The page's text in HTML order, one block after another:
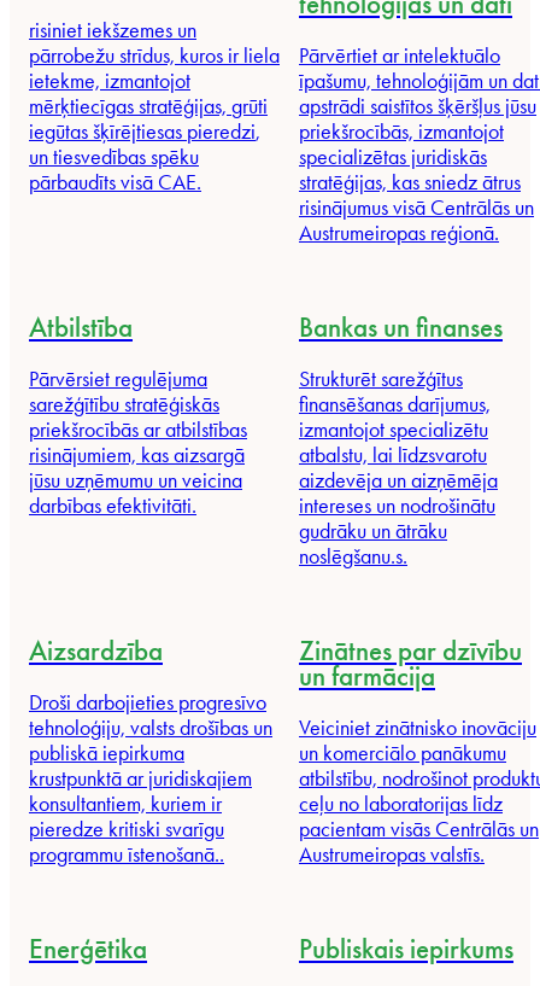
risiniet iekšzemes un
pārrobežu strīdus, kuros ir liela
ietekme, izmantojot
mērķtiecīgas stratēģijas, grūti
iegūtasšķīrējtiesas pieredzi,
un tiesvedības spēku
pārbaudītsvisā CAE.
Pārvērtiet ar intelektuālo
īpašumu, tehnoloģijām un
apstrādi saistītos šķēršļus jūsu
priekšrocībās, izmantojot
specializētas juridiskās
stratēģijas, kas sniedz ātrus
risinājumus visā Centrālās un
Austrumeiropas reģionā.
Atbilstība
Pārvērsiet regulējuma
sarežģītību stratēģiskās
priekšrocībās ar atbilstības
risinājumiem, kas aizsargā
jūsu uzņēmumu unveicina
darbības efektivitāti.
Bankas un finanses
Strukturēt sarežģītus
finansēšanas darījumus,
izmantojot specializētu
atbalstu, lai līdzsvarotu
aizdevēja un aizņēmēja
intereses un nodrošinātu
gudrāku un ātrāku
noslēgšanu.s.
Aizsardzība
Droši darbojieties progresīvo
tehnoloģiju, valsts drošības un
publiskā iepirkuma
krustpunktā ar juridiskajiem
konsultantiem, kuriem ir
pieredze kritiski svarīgu
programmu īstenošanā..
Zinātnes par dzīvību
un farmācija
Veiciniet zinātnisko inovāciju
un komerciālo panākumu
atbilstību, nodrošinot
ceļu no laboratorijas līdz
pacientam visās Centrālās un
Austrumeiropas valstīs.
Enerģētika Publiskais iepirkums